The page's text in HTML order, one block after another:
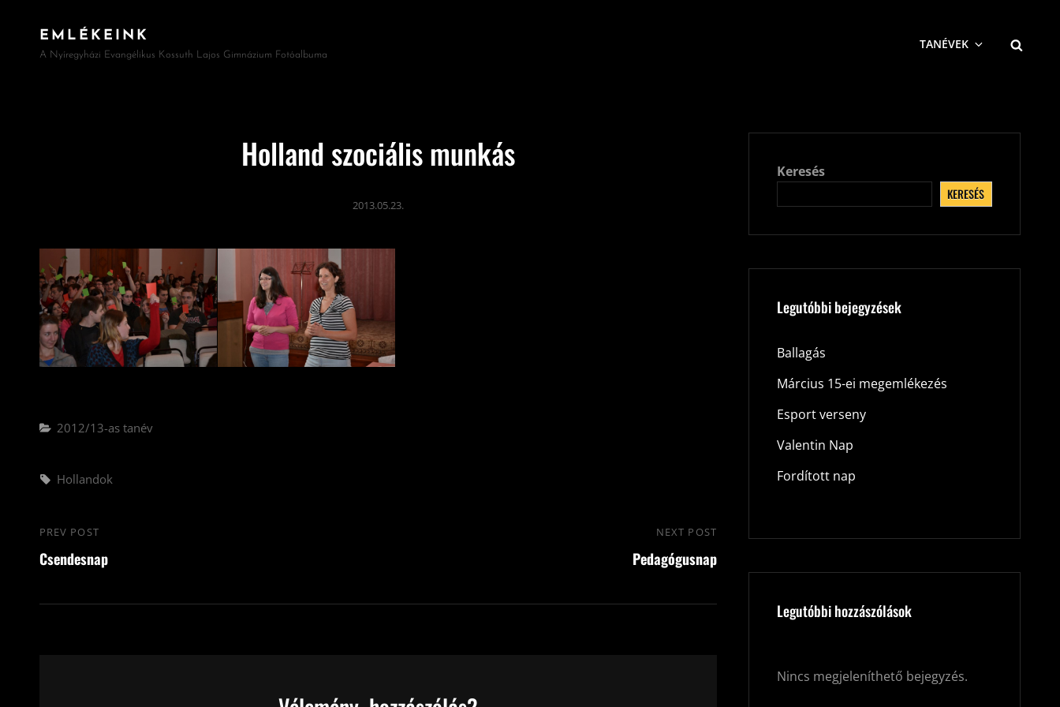
EMLÉKEINK
A Nyíregyházi Evangélikus Kossuth Lajos Gimnázium Fotóalbuma
TANÉVEK
Holland szociális munkás
2013.05.23.
Categories
2012/13-as tanév
Tags,
Hollandok
Bejegyzés
navigáció
Previous
Post
PREV POST
Csendesnap
Next
Post
NEXT POST
Pedagógusnap
Keresés
KERESÉS
Legutóbbi bejegyzések
Ballagás
Március 15-ei megemlékezés
Esport verseny
Valentin Nap
Fordított nap
Legutóbbi hozzászólások
Nincs megjeleníthető bejegyzés.